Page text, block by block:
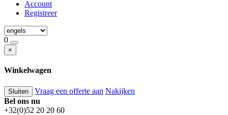
Account
Registreer
0
×
Winkelwagen
Sluiten Vraag een offerte aan Nakijken
Bel ons nu
+32(0)52 20 20 60